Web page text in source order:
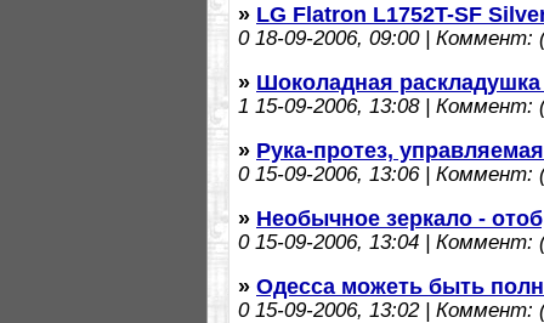
» LG Flatron L1752T-SF
018-09-2006, 09:00 | Коммент:
» Шоколадная раскладушка
1 15-09-2006, 13:08 | Коммент:
» Рука-протез,
015-09-2006, 13:06 | Коммент:
» Необычное зеркало -
015-09-2006, 13:04 | Коммент:
» Одесса можеть быть
015-09-2006, 13:02 | Коммент: